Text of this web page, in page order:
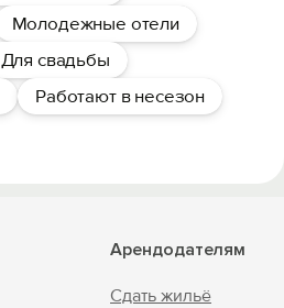
Молодежные отели
Для свадьбы
Работают в несезон
Арендодателям
Сдать жильё